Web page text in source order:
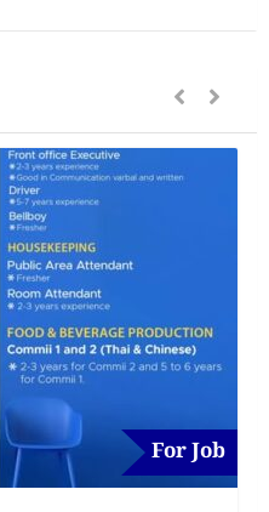
For Job